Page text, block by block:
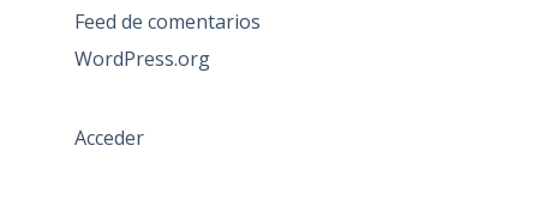
Feed de comentarios
WordPress.org
Acceder